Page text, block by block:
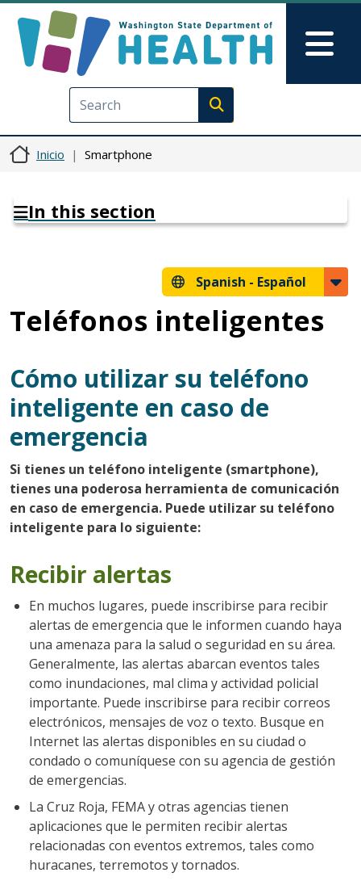
Execute search
Inicio Smartphone
In this section
Spanish - Español
Teléfonos inteligentes
Cómo utilizar su teléfono
inteligente en caso de
emergencia
Si tienes un teléfono inteligente (smartphone),
tienes una poderosa herramienta de comunicación
en caso de emergencia. Puede utilizar su teléfono
inteligente para lo siguiente:
Recibir alertas
En muchos lugares, puede inscribirse para recibir
alertas de emergencia que le informen cuando haya
una amenaza para la salud o seguridad en su área.
Generalmente, las alertas abarcan eventos tales
como inundaciones, mal clima y actividad policial
importante. Puede inscribirse para recibir correos
electrónicos, mensajes de voz o texto. Busque en
Internet las alertas disponibles en su ciudad o
condado o comuníquese con su agencia de gestión
de emergencias.
La Cruz Roja, FEMA y otras agencias tienen
aplicaciones que le permiten recibir alertas
relacionadas con eventos extremos, tales como
huracanes, terremotos y tornados.